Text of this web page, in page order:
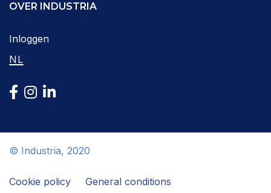
OVER INDUSTRIA
Inloggen
NL
© Industria, 2020
Cookie policy General conditions